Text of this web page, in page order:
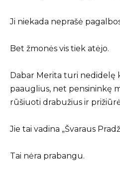
Ji niekada neprašė
Bet žmonės vis tiek atėjo.
Dabar Merita turi nedidelę
paauglius, net pensininkę
rūšiuoti drabužius ir
Jie tai vadina „Švaraus
Tai nėra prabangu.